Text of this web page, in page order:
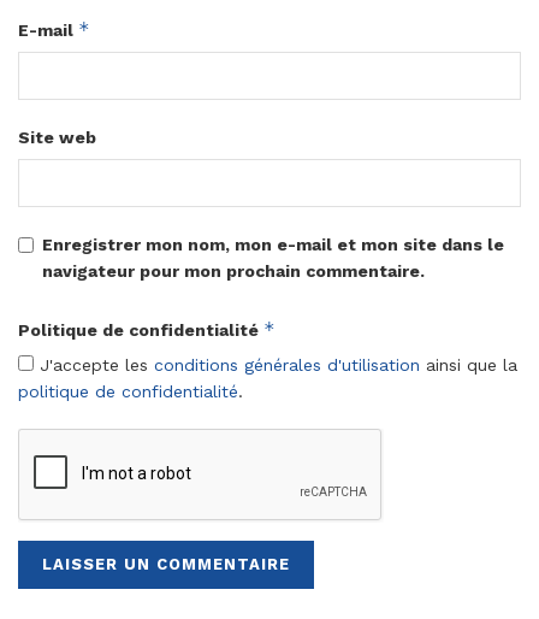
E-mail *
Site web
Enregistrer mon nom, mon e-mail et mon site dans le
navigateur pour mon prochain commentaire.
Politique de confidentialité *
J'accepte les conditions générales d'utilisation ainsi que la
politique de confidentialité.